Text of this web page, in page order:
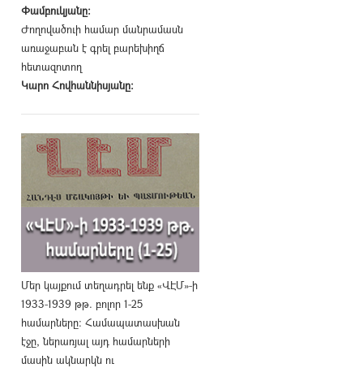
Փամբուկյանը։
Ժողովածուի համար մանրամասն
առաջաբան է գրել բարեխիղճ
հետազոտող
Կարո Հովհաննիսյանը։
Մեր կայքում տեղադրել ենք «ՎԷՄ»-ի
1933-1939 թթ. բոլոր 1-25
համարները։ Համապատասխան
էջը, ներառյալ այդ համարների
մասին ակնարկն ու